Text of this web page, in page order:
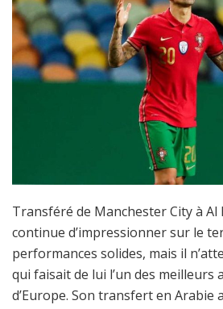
Transféré de Manchester City à Al
continue d’impressionner sur le
performances solides, mais il
qui faisait de lui l’un des meilleurs
d’Europe. Son transfert en Arabie